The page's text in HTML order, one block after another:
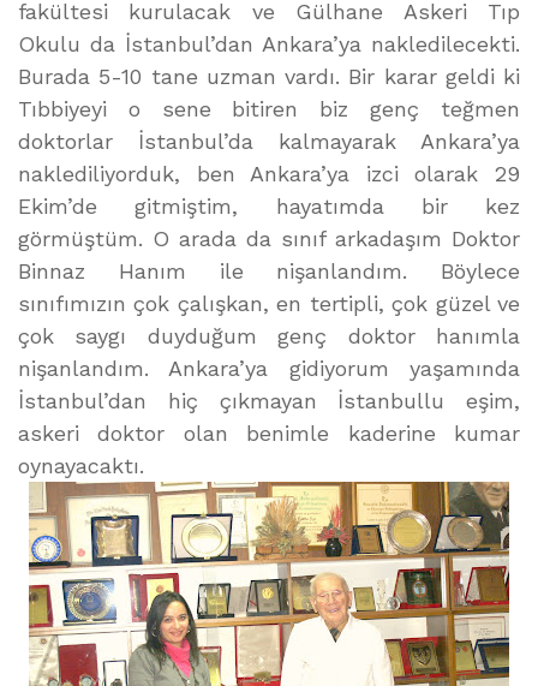
fakültesi kurulacak ve Gülhane Askeri Tıp
Okulu da İstanbul’dan Ankara’ya nakledilecekti.
Burada 5-10 tane uzman vardı. Bir karar geldi ki
Tıbbiyeyi o sene bitiren biz genç teğmen
doktorlar İstanbul’da kalmayarak Ankara’ya
naklediliyorduk, ben Ankara’ya izci olarak 29
Ekim’de gitmiştim, hayatımda bir kez
görmüştüm. O arada da sınıf arkadaşım Doktor
Binnaz Hanım ile nişanlandım. Böylece
sınıfımızın çok çalışkan, en tertipli, çok güzel ve
çok saygı duyduğum genç doktor hanımla
nişanlandım. Ankara’ya gidiyorum yaşamında
İstanbul’dan hiç çıkmayan İstanbullu eşim,
askeri doktor olan benimle kaderine kumar
oynayacaktı.